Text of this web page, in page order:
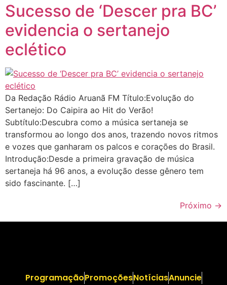
Sucesso de ‘Descer pra BC’
evidencia o sertanejo
eclético
Da Redação Rádio Aruanã FM Título:Evolução do
Sertanejo: Do Caipira ao Hit do Verão!
Subtítulo:Descubra como a música sertaneja se
transformou ao longo dos anos, trazendo novos ritmos
e vozes que ganharam os palcos e corações do Brasil.
Introdução:Desde a primeira gravação de música
sertaneja há 96 anos, a evolução desse gênero tem
sido fascinante. […]
Próximo →
ProgramaçãoPromoçõesNotíciasAnuncie